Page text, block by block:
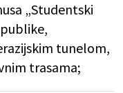
„Studentski
tunelom,
trasama;